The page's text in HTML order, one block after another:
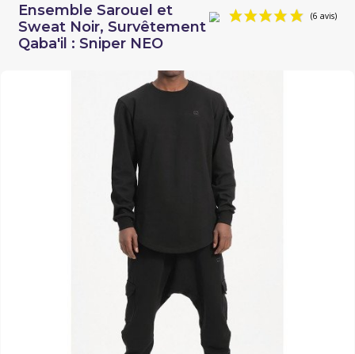
Ensemble Sarouel et
Sweat Noir, Survêtement
Qaba'il : Sniper NEO